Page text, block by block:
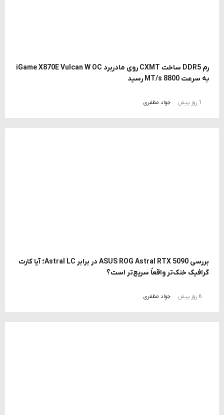
رم DDR5 ساخت CXMT روی مادربرد iGame X870E Vulcan W OC
به سرعت 8800 MT/s رسید
1 روز پیش جواد مظفری
بررسی ASUS ROG Astral RTX 5090 در برابر Astral LC؛ آیا کارت
گرافیک خنک‌تر واقعاً سریع‌تر است؟
6 روز پیش جواد مظفری